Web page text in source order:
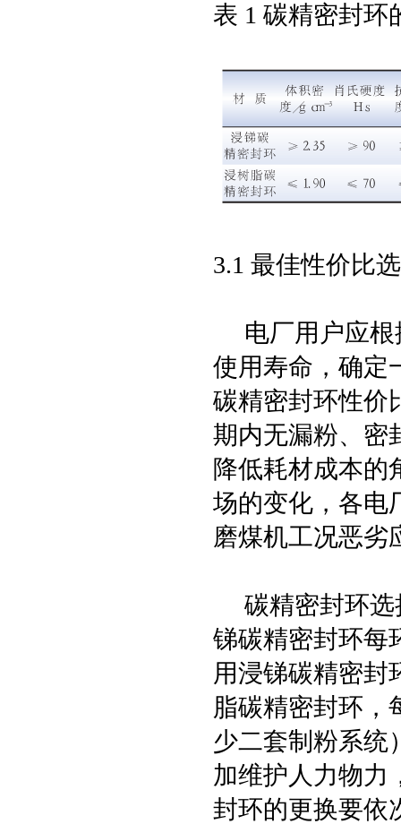
表 1 碳精密封环
3.1 最佳性价比
电厂用户应根
使用寿命，确定
碳精密封环性价
期内无漏粉、密
降低耗材成本的
场的变化，各电
磨煤机工况恶
碳精密封环选
锑碳精密封环每
用浸锑碳精密封
脂碳精密封环，
少二套制粉系统
加维护人力物力
封环的更换要依